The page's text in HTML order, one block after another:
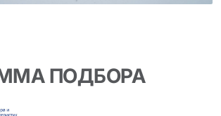
ПОДБОРА